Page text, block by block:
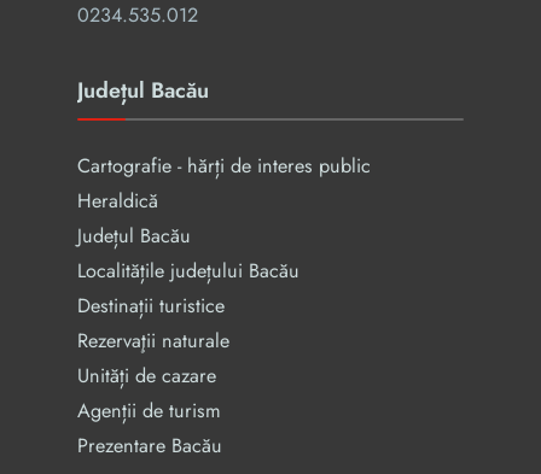
0234.535.012
Județul Bacău
Cartografie - hărți de interes public
Heraldică
Județul Bacău
Localitățile județului Bacău
Destinații turistice
Rezervaţii naturale
Unități de cazare
Agenții de turism
Prezentare Bacău